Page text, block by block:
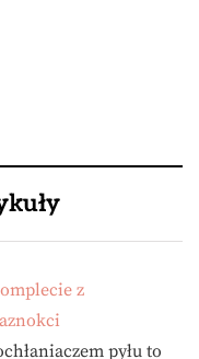
z
pyłu to